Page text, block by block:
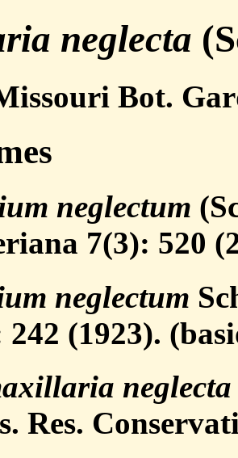
neglecta
Bot.
neglectum
7(3): 520
neglectum
(1923).
neglecta
Res.